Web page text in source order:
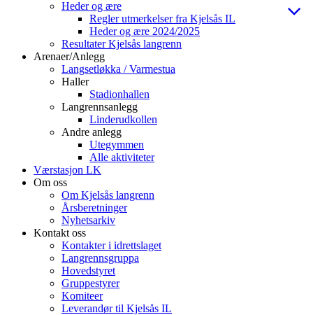
Heder og ære
Regler utmerkelser fra Kjelsås IL
Heder og ære 2024/2025
Resultater Kjelsås langrenn
Arenaer/Anlegg
Langsetløkka / Varmestua
Haller
Stadionhallen
Langrennsanlegg
Linderudkollen
Andre anlegg
Utegymmen
Alle aktiviteter
Værstasjon LK
Om oss
Om Kjelsås langrenn
Årsberetninger
Nyhetsarkiv
Kontakt oss
Kontakter i idrettslaget
Langrennsgruppa
Hovedstyret
Gruppestyrer
Komiteer
Leverandør til Kjelsås IL